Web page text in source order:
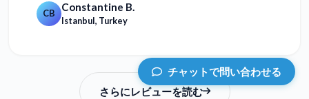
CB Constantine B.
Istanbul, Turkey
さらにレビューを読む
チャットで問い合わせる